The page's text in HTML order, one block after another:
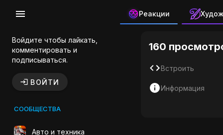
Реакции
Войдите чтобы лайкать,
комментировать и
подписываться.
ВОЙТИ
СООБЩЕСТВА
Авто и техника
Лодка
160
Встроить
Информация